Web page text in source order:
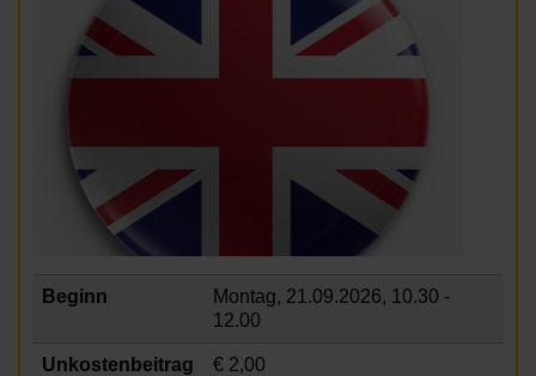
Beginn Montag, 21.09.2026, 10.30 -
12.00
Unkostenbeitrag € 2,00